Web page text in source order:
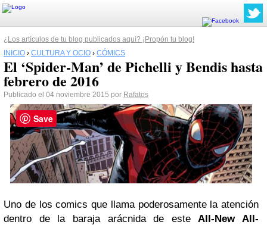
¿Los artículos de tu blog publicados aquí? ¡Propón tu blog!
INICIO › CULTURA Y OCIO › CÓMICS
El ‘Spider-Man’ de Pichelli y Bendis hasta
febrero de 2016
Publicado el 04 noviembre 2015 por Rafatos
Uno de los comics que llama poderosamente la atención
dentro de la baraja arácnida de este All-New All-
Save